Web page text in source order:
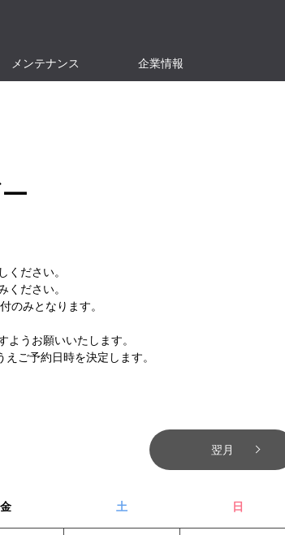
メンテナンス 企業情報
ください。
ください。
のみとなります。
うお願いいたします。
ご予約日時を決定します。
翌月
金 土 日